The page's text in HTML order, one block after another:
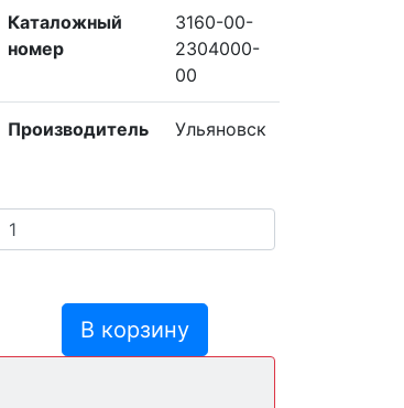
Каталожный
номер
3160-00-
2304000-
00
Производитель Ульяновск
В корзину